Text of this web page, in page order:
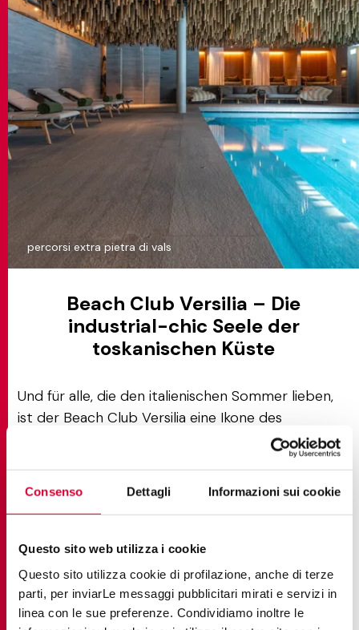
Consenso Dettagli Informazioni sui cookie
Questo sito web utilizza i cookie
Questo sito utilizza cookie di profilazione, anche di terze
parti, per inviarLe messaggi pubblicitari mirati e servizi in
linea con le sue preferenze. Condividiamo inoltre le
percorsi extra pietra di vals
Beach Club Versilia – Die
industrial-chic Seele der
toskanischen Küste
Und für alle, die den italienischen Sommer lieben,
ist der Beach Club Versilia eine Ikone des
modernen Strandstils. Hier trifft Moov Moka
Zementoptik
auf natürliche Materialien wie Holz
und Bambus und definiert eine körnige und doch
das Solarium und die Strandbar ist.
Die Farbe Moka – ein tiefes, gemütliches Braun –
verleiht Räumen Persönlichkeit, ohne aufdringlich
zu sein, während die Haltbarkeit des Steinzeugs